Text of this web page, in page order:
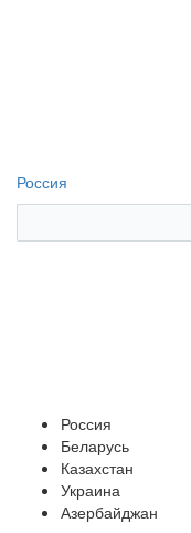
Россия
Россия
Беларусь
Казахстан
Украина
Азербайджан